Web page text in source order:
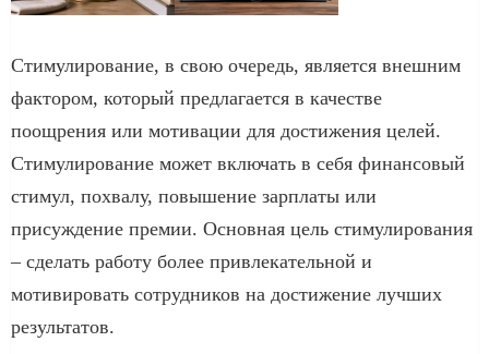
Стимулирование, в свою очередь, является внешним
фактором, который предлагается в качестве
поощрения или мотивации для достижения целей.
Стимулирование может включать в себя финансовый
стимул, похвалу, повышение зарплаты или
присуждение премии. Основная цель стимулирования
– сделать работу более привлекательной и
мотивировать сотрудников на достижение лучших
результатов.